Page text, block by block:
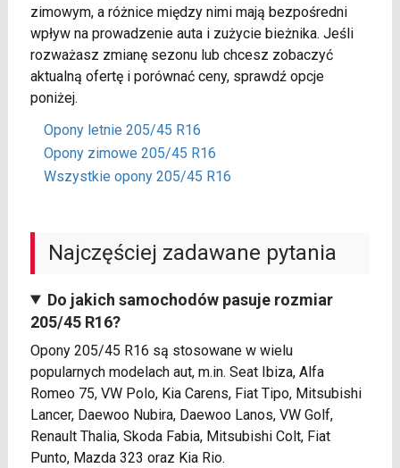
zimowym, a różnice między nimi mają bezpośredni
wpływ na prowadzenie auta i zużycie bieżnika. Jeśli
rozważasz zmianę sezonu lub chcesz zobaczyć
aktualną ofertę i porównać ceny, sprawdź opcje
poniżej.
Opony letnie 205/45 R16
Opony zimowe 205/45 R16
Wszystkie opony 205/45 R16
Najczęściej zadawane pytania
Do jakich samochodów pasuje rozmiar
205/45 R16?
Opony 205/45 R16 są stosowane w wielu
popularnych modelach aut, m.in. Seat Ibiza, Alfa
Romeo 75, VW Polo, Kia Carens, Fiat Tipo, Mitsubishi
Lancer, Daewoo Nubira, Daewoo Lanos, VW Golf,
Renault Thalia, Skoda Fabia, Mitsubishi Colt, Fiat
Punto, Mazda 323 oraz Kia Rio.